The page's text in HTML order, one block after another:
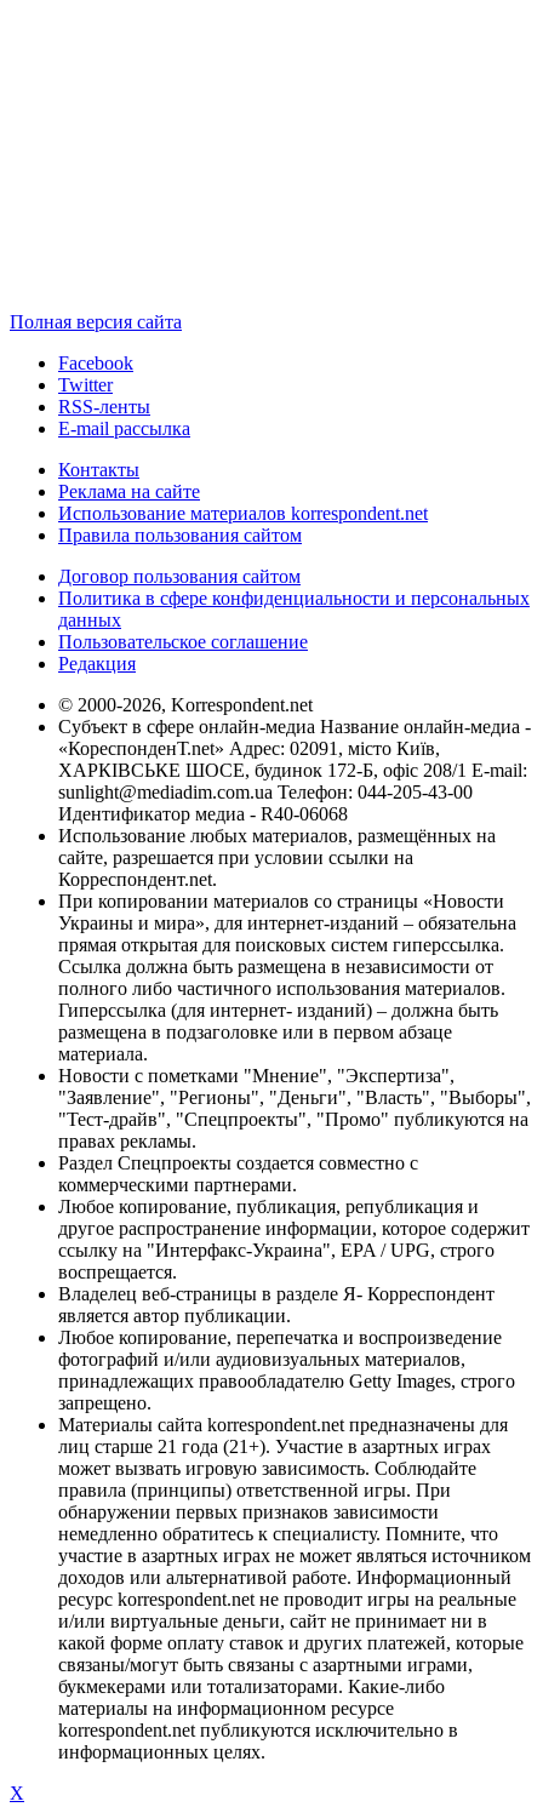
Полная версия сайта
Facebook
Twitter
RSS-ленты
E-mail рассылка
Контакты
Реклама на сайте
Использование материалов korrespondent.net
Правила пользования сайтом
Договор пользования сайтом
Политика в сфере конфиденциальности и персональных
данных
Пользовательское соглашение
Редакция
© 2000-2026, Korrespondent.net
Субъект в сфере онлайн-медиа Название онлайн-медиа -
«КореспонденТ.net» Адрес: 02091, місто Київ,
ХАРКІВСЬКЕ ШОСЕ, будинок 172-Б, офіс 208/1 E-mail:
sunlight@mediadim.com.ua Телефон: 044-205-43-00
Идентификатор медиа - R40-06068
Использование любых материалов, размещённых на
сайте, разрешается при условии ссылки на
Корреспондент.net.
При копировании материалов со страницы «Новости
Украины и мира», для интернет-изданий – обязательна
прямая открытая для поисковых систем гиперссылка.
Ссылка должна быть размещена в независимости от
полного либо частичного использования материалов.
Гиперссылка (для интернет- изданий) – должна быть
размещена в подзаголовке или в первом абзаце
материала.
Новости с пометками "Мнение", "Экспертиза",
"Заявление", "Регионы", "Деньги", "Власть", "Выборы",
"Тест-драйв", "Спецпроекты", "Промо" публикуются на
правах рекламы.
Раздел Спецпроекты создается совместно с
коммерческими партнерами.
Любое копирование, публикация, републикация и
другое распространение информации, которое содержит
ссылку на "Интерфакс-Украина", EPA / UPG, строго
воспрещается.
Владелец веб-страницы в разделе Я- Корреспондент
является автор публикации.
Любое копирование, перепечатка и воспроизведение
фотографий и/или аудиовизуальных материалов,
принадлежащих правообладателю Getty Images, строго
запрещено.
Материалы сайта korrespondent.net предназначены для
лиц старше 21 года (21+). Участие в азартных играх
может вызвать игровую зависимость. Соблюдайте
правила (принципы) ответственной игры. При
обнаружении первых признаков зависимости
немедленно обратитесь к специалисту. Помните, что
участие в азартных играх не может являться источником
доходов или альтернативой работе. Информационный
ресурс korrespondent.net не проводит игры на реальные
и/или виртуальные деньги, сайт не принимает ни в
какой форме оплату ставок и других платежей, которые
связаны/могут быть связаны с азартными играми,
букмекерами или тотализаторами. Какие-либо
материалы на информационном ресурсе
korrespondent.net публикуются исключительно в
информационных целях.
X